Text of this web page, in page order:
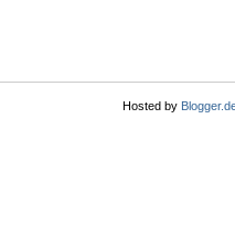
Hosted by